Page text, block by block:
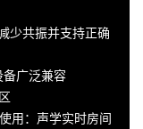
少共振并支持正确
广泛兼容
用：声学实时房间